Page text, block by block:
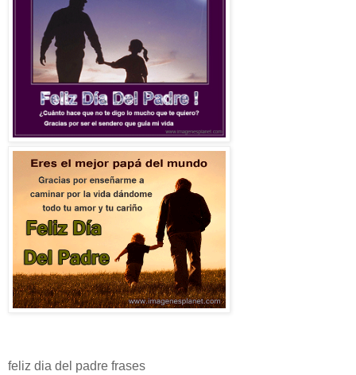
feliz dia del padre frases